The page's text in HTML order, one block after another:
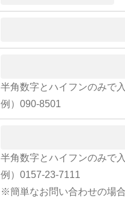
半角数字とハイフンのみで入
例）090-8501
半角数字とハイフンのみで入
例）0157-23-7111
※簡単なお問い合わせの場